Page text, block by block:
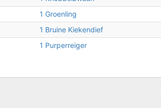
1 Groenling
1 Bruine Kiekendief
1 Purperreiger